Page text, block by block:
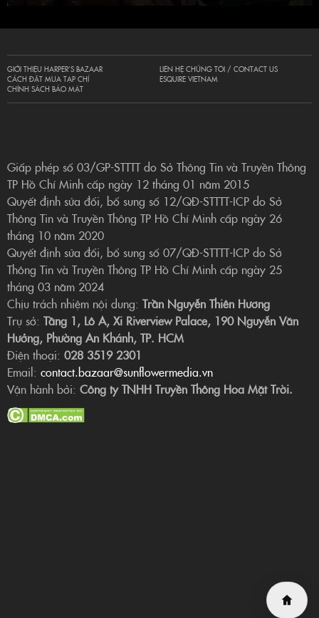
GIỚI THIỆU HARPER’S BAZAAR
CÁCH ĐẶT MUA TẠP CHÍ
CHÍNH SÁCH BẢO MẬT
LIÊN HỆ CHÚNG TÔI / CONTACT US
ESQUIRE VIETNAM
Giấp phép số 03/GP-STTTT do Sở Thông Tin và Truyền Thông
TP Hồ Chí Minh cấp ngày 12 tháng 01 năm 2015
Quyết định sửa đổi, bổ sung số 12/QĐ-STTTT-ICP do Sở
Thông Tin và Truyền Thông TP Hồ Chí Minh cấp ngày 26
tháng 10 năm 2020
Quyết định sửa đổi, bổ sung số 07/QĐ-STTTT-ICP do Sở
Thông Tin và Truyền Thông TP Hồ Chí Minh cấp ngày 25
tháng 03 năm 2024
Chịu trách nhiệm nội dung: Trần Nguyễn Thiên Hương
Trụ sở: Tầng 1, Lô A, Xi Riverview Palace, 190 Nguyễn Văn
Hưởng, Phường An Khánh, TP. HCM
Điện thoại: 028 3519 2301
Email: contact.bazaar@sunflowermedia.vn
Vận hành bởi: Công ty TNHH Truyền Thông Hoa Mặt Trời.